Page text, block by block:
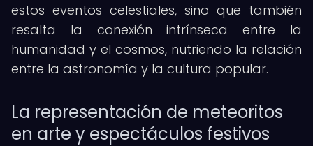
estos eventos celestiales, sino que también
resalta la conexión intrínseca entre la
humanidad y el cosmos, nutriendo la relación
entre la astronomía y la cultura popular.
La representación de meteoritos
en arte y espectáculos festivos